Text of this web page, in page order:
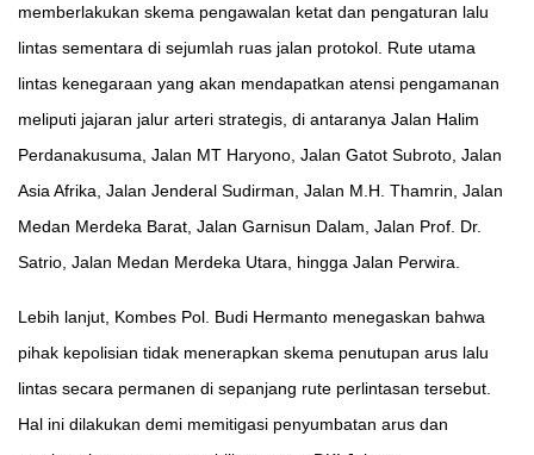
memberlakukan skema pengawalan ketat dan pengaturan lalu
lintas sementara di sejumlah ruas jalan protokol. Rute utama
lintas kenegaraan yang akan mendapatkan atensi pengamanan
meliputi jajaran jalur arteri strategis, di antaranya Jalan Halim
Perdanakusuma, Jalan MT Haryono, Jalan Gatot Subroto, Jalan
Asia Afrika, Jalan Jenderal Sudirman, Jalan M.H. Thamrin, Jalan
Medan Merdeka Barat, Jalan Garnisun Dalam, Jalan Prof. Dr.
Satrio, Jalan Medan Merdeka Utara, hingga Jalan Perwira.
Lebih lanjut, Kombes Pol. Budi Hermanto menegaskan bahwa
pihak kepolisian tidak menerapkan skema penutupan arus lalu
lintas secara permanen di sepanjang rute perlintasan tersebut.
Hal ini dilakukan demi memitigasi penyumbatan arus dan